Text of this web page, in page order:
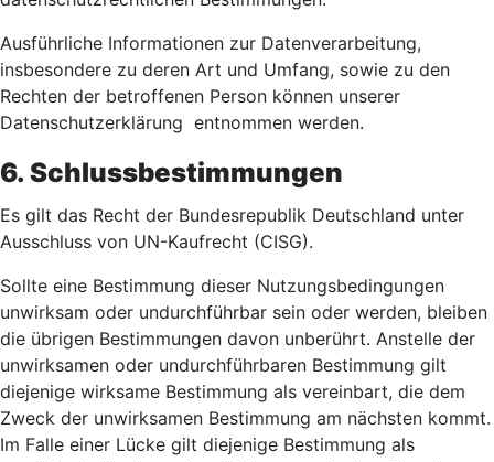
Ausführliche Informationen zur Datenverarbeitung,
insbesondere zu deren Art und Umfang, sowie zu den
Rechten der betroffenen Person können unserer
Datenschutzerklärung entnommen werden.
6. Schlussbestimmungen
Es gilt das Recht der Bundesrepublik Deutschland unter
Ausschluss von UN-Kaufrecht (CISG).
Sollte eine Bestimmung dieser Nutzungsbedingungen
unwirksam oder undurchführbar sein oder werden, bleiben
die übrigen Bestimmungen davon unberührt. Anstelle der
unwirksamen oder undurchführbaren Bestimmung gilt
diejenige wirksame Bestimmung als vereinbart, die dem
Zweck der unwirksamen Bestimmung am nächsten kommt.
Im Falle einer Lücke gilt diejenige Bestimmung als